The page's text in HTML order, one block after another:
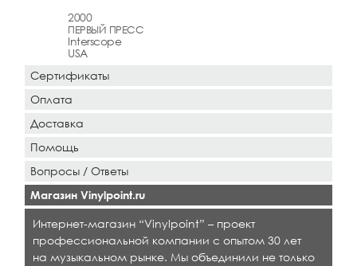
2000
ПЕРВЫЙ ПРЕСС
Interscope
USA
Сертификаты
Оплата
Доставка
Помощь
Вопросы / Ответы
Магазин Vinylpoint.ru
Интернет-магазин “Vinylpoint” – проект
профессиональной компании с опытом 30 лет
на музыкальном рынке. Мы объединили не только